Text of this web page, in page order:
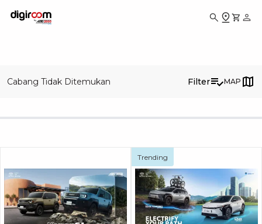
Cabang Tidak Ditemukan Filter MAP
Trending